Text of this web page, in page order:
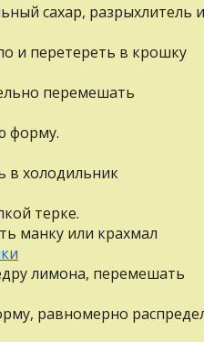
сахар, разрыхлитель
и перетереть в крошку
перемешать
форму.
в холодильник
терке.
манку или крахмал
лимона, перемешать
равномерно